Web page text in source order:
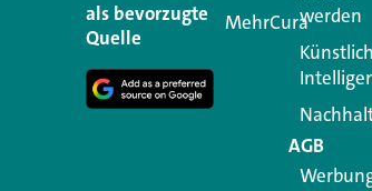
als bevorzugte
Quelle
MehrCurawerden
AGB